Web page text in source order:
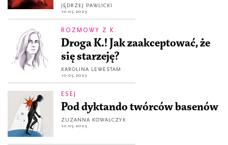
JĘDRZEJ PAWLICKI
10.05.2023
ROZMOWY Z K.
Droga K.! Jak zaakceptować, że
się starzeję?
KAROLINA LEWESTAM
10.05.2023
ESEJ
Pod dyktando twórców basenów
ZUZANNA KOWALCZYK
10.05.2023